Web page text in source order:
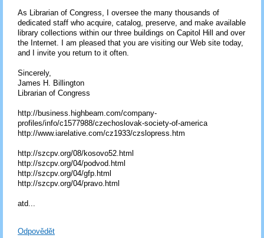
As Librarian of Congress, I oversee the many thousands of
dedicated staff who acquire, catalog, preserve, and make available
library collections within our three buildings on Capitol Hill and over
the Internet. I am pleased that you are visiting our Web site today,
and I invite you return to it often.
Sincerely,
James H. Billington
Librarian of Congress
http://business.highbeam.com/company-
profiles/info/c1577988/czechoslovak-society-of-america
http://www.iarelative.com/cz1933/czslopress.htm
http://szcpv.org/08/kosovo52.html
http://szcpv.org/04/podvod.html
http://szcpv.org/04/gfp.html
http://szcpv.org/04/pravo.html
atd...
Odpovědět